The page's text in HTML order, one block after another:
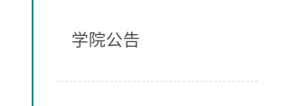
学院公告